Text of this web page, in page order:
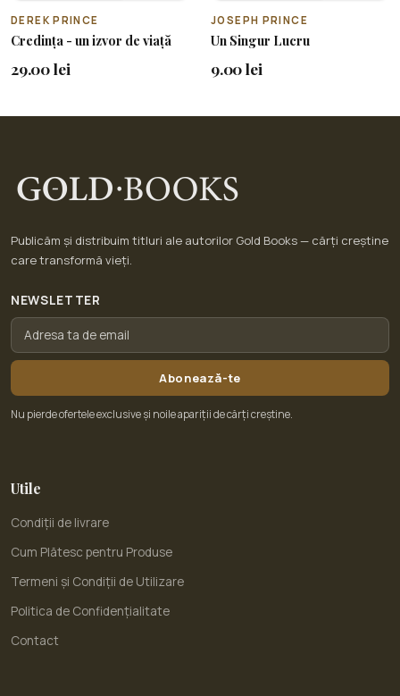
DEREK PRINCE
Credința - un izvor de viață
29.00 lei
JOSEPH PRINCE
Un Singur Lucru
9.00 lei
Publicăm și distribuim titluri ale autorilor Gold Books — cărți creștine
care transformă vieți.
NEWSLETTER
Abonează-te
Nu pierde ofertele exclusive și noile apariții de cărți creștine.
Utile
Condiții de livrare
Cum Plătesc pentru Produse
Termeni și Condiții de Utilizare
Politica de Confidențialitate
Contact